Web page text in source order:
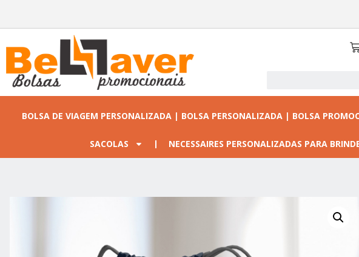
BOLSA DE VIAGEM PERSONALIZADA | BOLSA PERSONALIZADA | BOLSA
SACOLAS NECESSAIRES PERSONALIZADAS PARA